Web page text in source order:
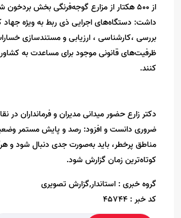
از 500 هکتار از مزارع گوجه‌فرنگی بخش
داشت: دستگاه‌های اجرایی ذی ربط به ویژه
بررسی ،کارشناسی ، ارزیابی و مستندسازی
ظرفیت‌های قانونی موجود برای مساعدت به
کنند.
دکتر زارع حضور میدانی مدیران و فرمانداران در
ضروری دانست و افزود: رصد و پایش مستمر
مناطق پرخطر، باید به‌صورت جدی دنبال شود و
کوتاه‌ترین زمان گزارش شود.
گروه خبری : استاندار,گزارش تصویری
کد خبر : 45744